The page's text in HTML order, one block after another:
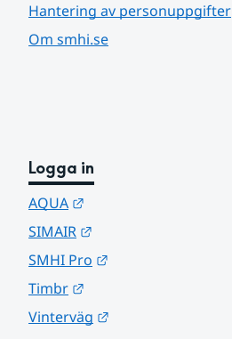
Hantering av personuppgifter
Om smhi.se
Logga in
AQUA
SIMAIR
SMHI Pro
Timbr
Vinterväg